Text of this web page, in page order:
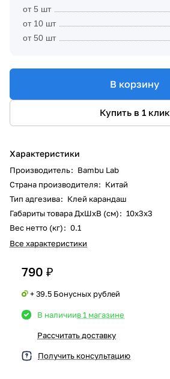
от 5 шт
от 10 шт
от 50 шт
В корзину
Купить в 1 клик
Характеристики
Производитель: Bambu Lab
Страна производителя: Китай
Тип адгезива: Клей карандаш
Габариты товара ДxШxВ (см): 10x3x3
Вес нетто (кг): 0.1
Все характеристики
790 ₽
+ 39.5 Бонусных рублей
В наличиив 1 магазине
Рассчитать доставку
Получить консультацию